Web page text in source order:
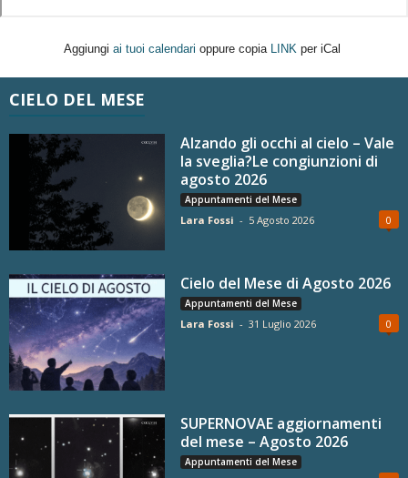
Aggiungi ai tuoi calendari oppure copia LINK per iCal
CIELO DEL MESE
Alzando gli occhi al cielo – Vale
la sveglia?Le congiunzioni di
agosto 2026
Appuntamenti del Mese
Lara Fossi - 5 Agosto 2026 0
Cielo del Mese di Agosto 2026
Appuntamenti del Mese
Lara Fossi - 31 Luglio 2026 0
SUPERNOVAE aggiornamenti
del mese – Agosto 2026
Appuntamenti del Mese